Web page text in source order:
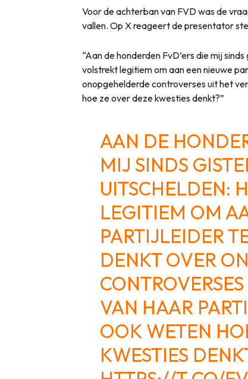
Voor de achterban van FVD was de
vallen. Op X reageert de presentator
“Aan de honderden FvD’ers die mij
volstrekt legitiem om aan een nieuwe
onopgehelderde controverses uit het
hoe ze over deze kwesties denkt?”
AAN DE
MIJ SINDS
UITSCHELDEN:
LEGITIEM OM
PARTIJLEIDER
DENKT OVER
VAN HAAR
OOK WETEN
KWESTIES